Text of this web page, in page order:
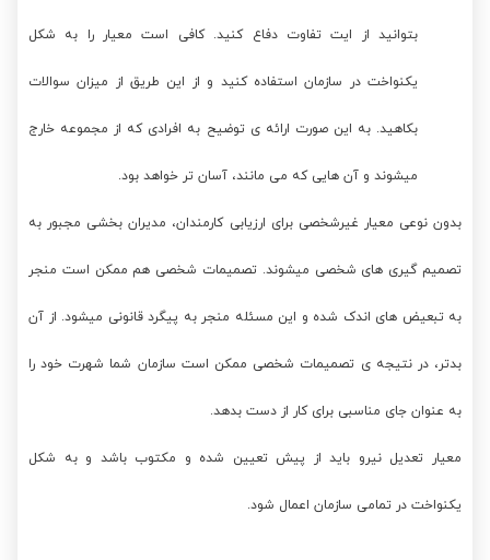
بتوانید از ایت تفاوت دفاع کنید. کافی است معیار را به شکل
یکنواخت در سازمان استفاده کنید و از این طریق از میزان سوالات
بکاهید. به این صورت ارائه ی توضیح به افرادی که از مجموعه خارج
میشوند و آن هایی که می مانند، آسان تر خواهد بود.
بدون نوعی معیار غیرشخصی برای ارزیابی کارمندان، مدیران بخشی مجبور به
تصمیم گیری های شخصی میشوند. تصمیمات شخصی هم ممکن است منجر
به تبعیض های اندک شده و این مسئله منجر به پیگرد قانونی میشود. از آن
بدتر، در نتیجه ی تصمیمات شخصی ممکن است سازمان شما شهرت خود را
به عنوان جای مناسبی برای کار از دست بدهد.
معیار تعدیل نیرو باید از پیش تعیین شده و مکتوب باشد و به شکل
یکنواخت در تمامی سازمان اعمال شود.